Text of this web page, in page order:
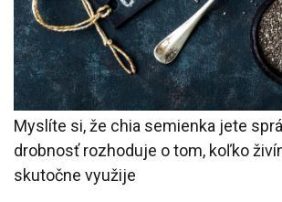
Myslíte si, že chia semienka jete
drobnosť rozhoduje o tom, koľko
skutočne využije